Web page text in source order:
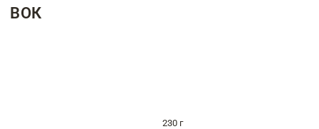
ВОК
230 г